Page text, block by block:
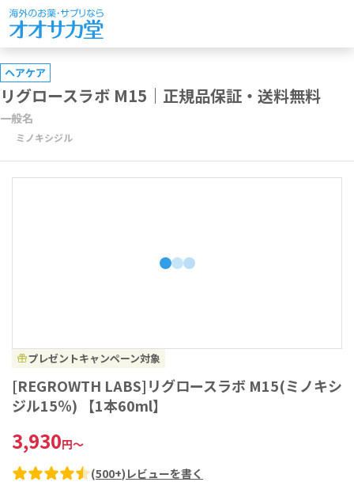
ヘアケア
リグロースラボ M15｜正規品保証・送料無料
一般名
ミノキシジル
プレゼントキャンペーン対象
[REGROWTH LABS]リグロースラボ M15(ミノキシ
ジル15％) 【1本60ml】
3,930円～
(500+) レビューを書く